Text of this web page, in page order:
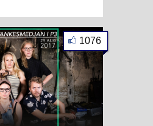
1076